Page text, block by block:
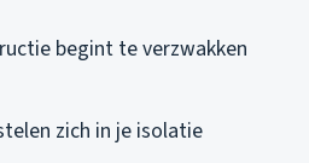
begint te verzwakken
zich in je isolatie